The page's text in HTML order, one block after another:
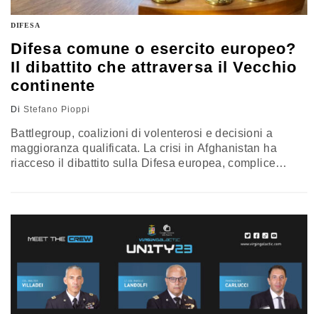
DIFESA
Difesa comune o esercito europeo?
Il dibattito che attraversa il Vecchio
continente
Di Stefano Pioppi
Battlegroup, coalizioni di volenterosi e decisioni a
maggioranza qualificata. La crisi in Afghanistan ha
riacceso il dibattito sulla Difesa europea, complice
gli obiettivi comuni? Il semestre di presidenza francese
darà la spinta auspicata al tema. Ma verso dove?